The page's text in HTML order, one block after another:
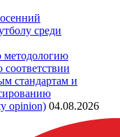
среди
методологию
стандартам и
opinion) 04.08.2026